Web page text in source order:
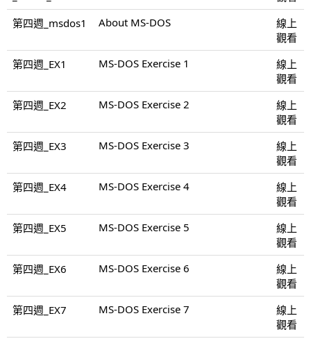
第四週_msdos1
About MS-DOS
線上
觀看
第四週_EX1
MS-DOS Exercise 1
線上
觀看
第四週_EX2
MS-DOS Exercise 2
線上
觀看
第四週_EX3
MS-DOS Exercise 3
線上
觀看
第四週_EX4
MS-DOS Exercise 4
線上
觀看
第四週_EX5
MS-DOS Exercise 5
線上
觀看
第四週_EX6
MS-DOS Exercise 6
線上
觀看
第四週_EX7
MS-DOS Exercise 7
線上
觀看